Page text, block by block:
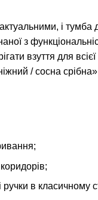
і тумба
з
взуття для
/ сосна
в класичному